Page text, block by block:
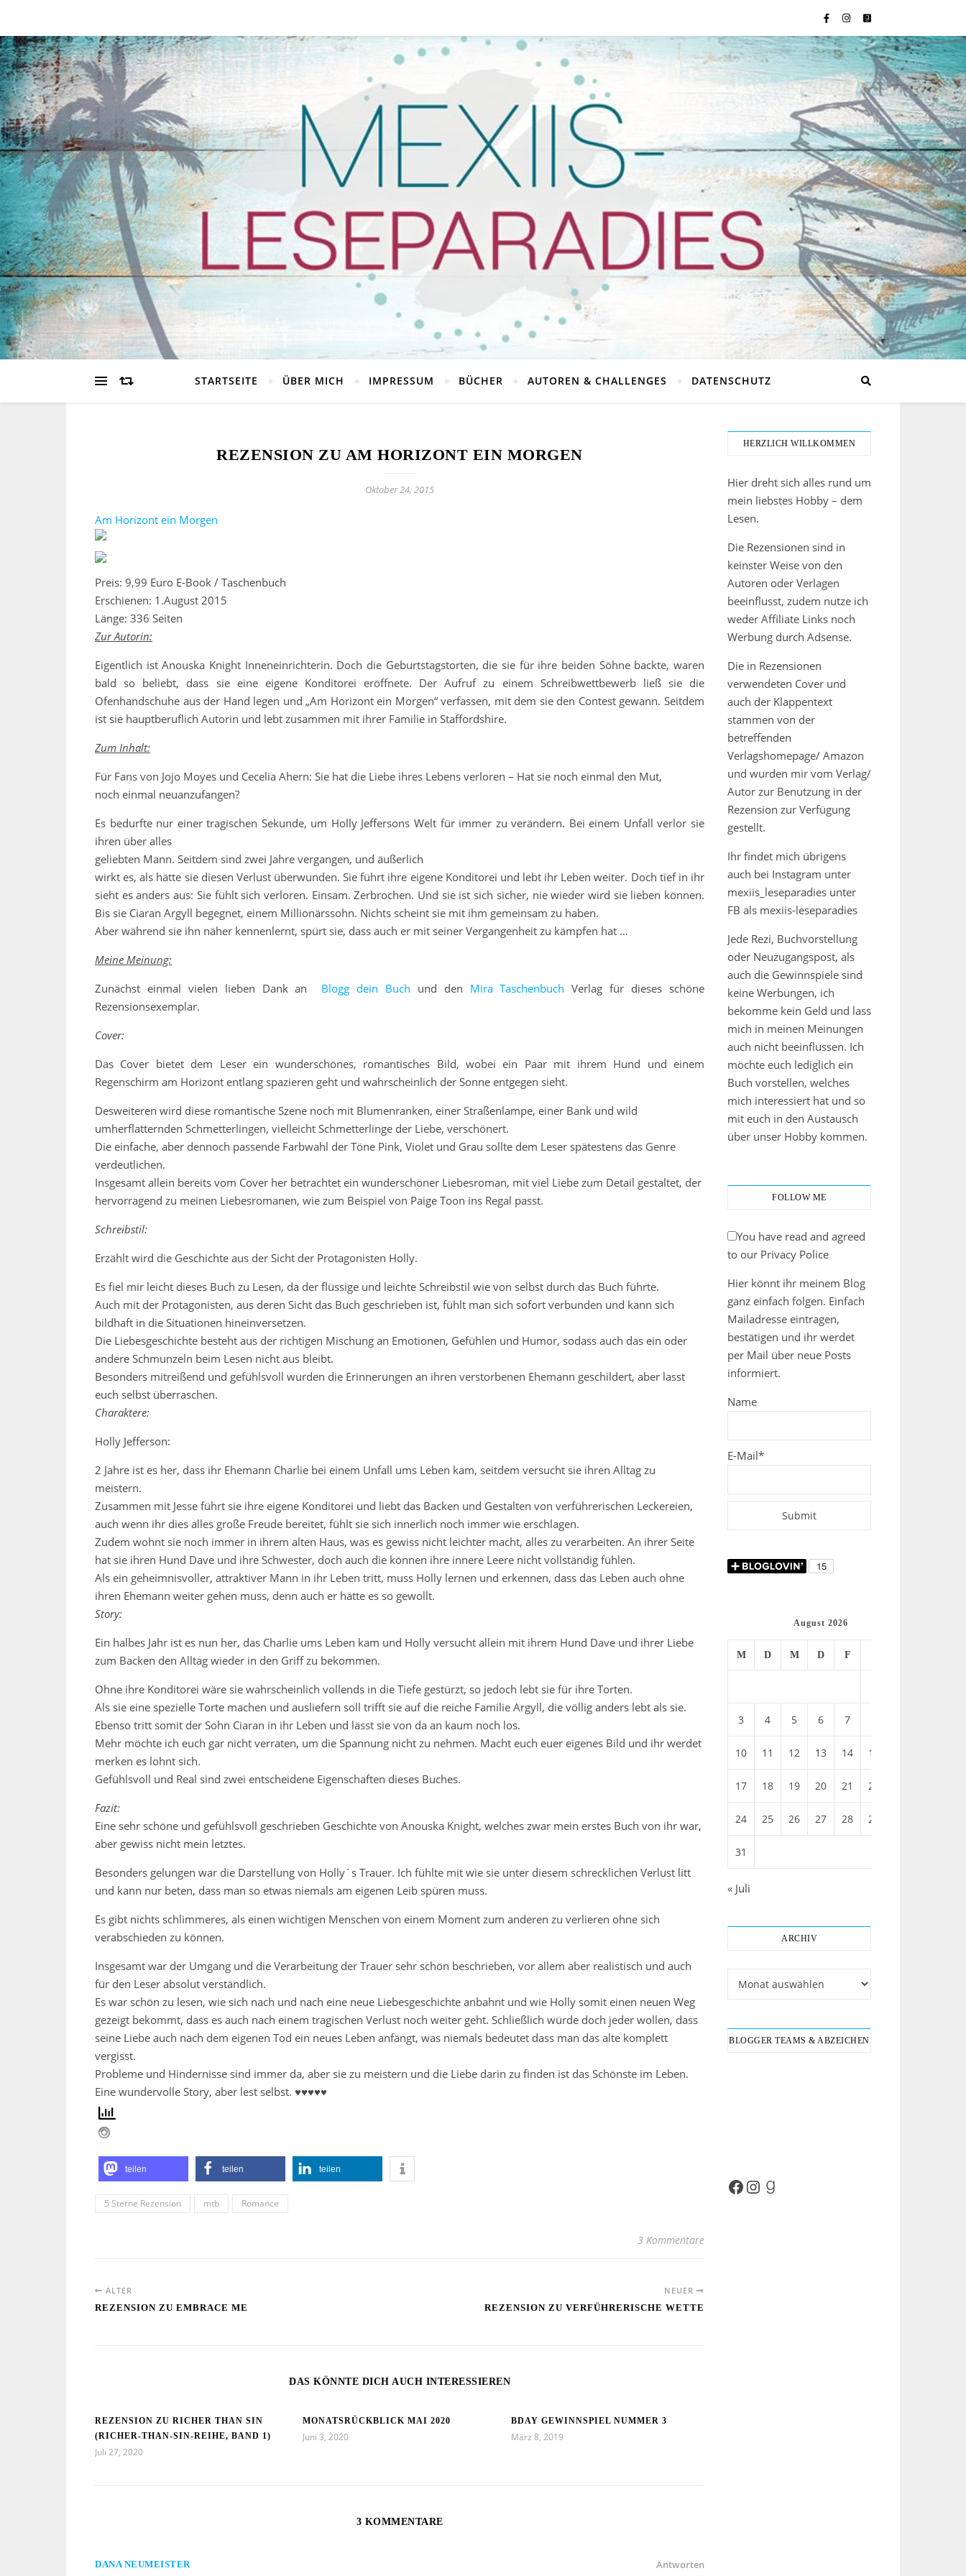
STARTSEITE ÜBER MICH IMPRESSUM BÜCHER AUTOREN & CHALLENGES DATENSCHUTZ
REZENSION ZU AM HORIZONT EIN MORGEN
Oktober 24, 2015
Am Horizont ein Morgen
Preis: 9,99 Euro E-Book / Taschenbuch
Erschienen: 1.August 2015
Länge: 336 Seiten
Zur Autorin:
Eigentlich ist Anouska Knight Inneneinrichterin. Doch die Geburtstagstorten, die sie für ihre beiden Söhne backte, waren
bald so beliebt, dass sie eine eigene Konditorei eröffnete. Der Aufruf zu einem Schreibwettbewerb ließ sie die
Ofenhandschuhe aus der Hand legen und „Am Horizont ein Morgen“ verfassen, mit dem sie den Contest gewann. Seitdem
ist sie hauptberuflich Autorin und lebt zusammen mit ihrer Familie in Staffordshire.
Zum Inhalt:
Für Fans von Jojo Moyes und Cecelia Ahern: Sie hat die Liebe ihres Lebens verloren – Hat sie noch einmal den Mut,
noch einmal neuanzufangen?
Es bedurfte nur einer tragischen Sekunde, um Holly Jeffersons Welt für immer zu verändern. Bei einem Unfall verlor sie
ihren über alles
geliebten Mann. Seitdem sind zwei Jahre vergangen, und äußerlich
wirkt es, als hätte sie diesen Verlust überwunden. Sie führt ihre eigene Konditorei und lebt ihr Leben weiter. Doch tief in ihr
sieht es anders aus: Sie fühlt sich verloren. Einsam. Zerbrochen. Und sie ist sich sicher, nie wieder wird sie lieben können.
Bis sie Ciaran Argyll begegnet, einem Millionärssohn. Nichts scheint sie mit ihm gemeinsam zu haben.
Aber während sie ihn näher kennenlernt, spürt sie, dass auch er mit seiner Vergangenheit zu kämpfen hat …
Meine Meinung:
Zunächst einmal vielen lieben Dank an Blogg dein Buch und den Mira Taschenbuch Verlag für dieses schöne
Rezensionsexemplar.
Cover:
Das Cover bietet dem Leser ein wunderschönes, romantisches Bild, wobei ein Paar mit ihrem Hund und einem
Regenschirm am Horizont entlang spazieren geht und wahrscheinlich der Sonne entgegen sieht.
Desweiteren wird diese romantische Szene noch mit Blumenranken, einer Straßenlampe, einer Bank und wild
umherflatternden Schmetterlingen, vielleicht Schmetterlinge der Liebe, verschönert.
Die einfache, aber dennoch passende Farbwahl der Töne Pink, Violet und Grau sollte dem Leser spätestens das Genre
verdeutlichen.
Insgesamt allein bereits vom Cover her betrachtet ein wunderschöner Liebesroman, mit viel Liebe zum Detail gestaltet, der
hervorragend zu meinen Liebesromanen, wie zum Beispiel von Paige Toon ins Regal passt.
Schreibstil:
Erzählt wird die Geschichte aus der Sicht der Protagonisten Holly.
Es fiel mir leicht dieses Buch zu Lesen, da der flüssige und leichte Schreibstil wie von selbst durch das Buch führte.
Auch mit der Protagonisten, aus deren Sicht das Buch geschrieben ist, fühlt man sich sofort verbunden und kann sich
bildhaft in die Situationen hineinversetzen.
Die Liebesgeschichte besteht aus der richtigen Mischung an Emotionen, Gefühlen und Humor, sodass auch das ein oder
andere Schmunzeln beim Lesen nicht aus bleibt.
Besonders mitreißend und gefühlsvoll wurden die Erinnerungen an ihren verstorbenen Ehemann geschildert, aber lasst
euch selbst überraschen.
Charaktere:
Holly Jefferson:
2 Jahre ist es her, dass ihr Ehemann Charlie bei einem Unfall ums Leben kam, seitdem versucht sie ihren Alltag zu
meistern.
Zusammen mit Jesse führt sie ihre eigene Konditorei und liebt das Backen und Gestalten von verführerischen Leckereien,
auch wenn ihr dies alles große Freude bereitet, fühlt sie sich innerlich noch immer wie erschlagen.
Zudem wohnt sie noch immer in ihrem alten Haus, was es gewiss nicht leichter macht, alles zu verarbeiten. An ihrer Seite
hat sie ihren Hund Dave und ihre Schwester, doch auch die können ihre innere Leere nicht vollständig fühlen.
Als ein geheimnisvoller, attraktiver Mann in ihr Leben tritt, muss Holly lernen und erkennen, dass das Leben auch ohne
ihren Ehemann weiter gehen muss, denn auch er hätte es so gewollt.
Story:
Ein halbes Jahr ist es nun her, das Charlie ums Leben kam und Holly versucht allein mit ihrem Hund Dave und ihrer Liebe
zum Backen den Alltag wieder in den Griff zu bekommen.
Ohne ihre Konditorei wäre sie wahrscheinlich vollends in die Tiefe gestürzt, so jedoch lebt sie für ihre Torten.
Als sie eine spezielle Torte machen und ausliefern soll trifft sie auf die reiche Familie Argyll, die völlig anders lebt als sie.
Ebenso tritt somit der Sohn Ciaran in ihr Leben und lässt sie von da an kaum noch los.
Mehr möchte ich euch gar nicht verraten, um die Spannung nicht zu nehmen. Macht euch euer eigenes Bild und ihr werdet
merken es lohnt sich.
Gefühlsvoll und Real sind zwei entscheidene Eigenschaften dieses Buches.
Fazit:
Eine sehr schöne und gefühlsvoll geschrieben Geschichte von Anouska Knight, welches zwar mein erstes Buch von ihr war,
aber gewiss nicht mein letztes.
Besonders gelungen war die Darstellung von Holly´s Trauer. Ich fühlte mit wie sie unter diesem schrecklichen Verlust litt
und kann nur beten, dass man so etwas niemals am eigenen Leib spüren muss.
Es gibt nichts schlimmeres, als einen wichtigen Menschen von einem Moment zum anderen zu verlieren ohne sich
verabschieden zu können.
Insgesamt war der Umgang und die Verarbeitung der Trauer sehr schön beschrieben, vor allem aber realistisch und auch
für den Leser absolut verständlich.
Es war schön zu lesen, wie sich nach und nach eine neue Liebesgeschichte anbahnt und wie Holly somit einen neuen Weg
gezeigt bekommt, dass es auch nach einem tragischen Verlust noch weiter geht. Schließlich würde doch jeder wollen, dass
seine Liebe auch nach dem eigenen Tod ein neues Leben anfängt, was niemals bedeutet dass man das alte komplett
vergisst.
Probleme und Hindernisse sind immer da, aber sie zu meistern und die Liebe darin zu finden ist das Schönste im Leben.
Eine wundervolle Story, aber lest selbst. ♥♥♥♥♥
teilen teilen teilen
5 Sterne Rezension mtb Romance
3 Kommentare
ÄLTER
REZENSION ZU EMBRACE ME
NEUER
REZENSION ZU VERFÜHRERISCHE WETTE
DAS KÖNNTE DICH AUCH INTERESSIEREN
REZENSION ZU RICHER THAN SIN
(RICHER-THAN-SIN-REIHE, BAND 1)
Juli 27, 2020
MONATSRÜCKBLICK MAI 2020
Juni 3, 2020
BDAY GEWINNSPIEL NUMMER 3
März 8, 2019
3 KOMMENTARE
DANA NEUMEISTER
Antworten
HERZLICH WILLKOMMEN
Hier dreht sich alles rund um
mein liebstes Hobby – dem
Lesen.
Die Rezensionen sind in
keinster Weise von den
Autoren oder Verlagen
beeinflusst, zudem nutze ich
weder Affiliate Links noch
Werbung durch Adsense.
Die in Rezensionen
verwendeten Cover und
auch der Klappentext
stammen von der
betreffenden
Verlagshomepage/ Amazon
und wurden mir vom Verlag/
Autor zur Benutzung in der
Rezension zur Verfügung
gestellt.
Ihr findet mich übrigens
auch bei Instagram unter
mexiis_leseparadies unter
FB als mexiis-leseparadies
Jede Rezi, Buchvorstellung
oder Neuzugangspost, als
auch die Gewinnspiele sind
keine Werbungen, ich
bekomme kein Geld und lass
mich in meinen Meinungen
auch nicht beeinflussen. Ich
möchte euch lediglich ein
Buch vorstellen, welches
mich interessiert hat und so
mit euch in den Austausch
über unser Hobby kommen.
FOLLOW ME
You have read and agreed
to our Privacy Police
Hier könnt ihr meinem Blog
ganz einfach folgen. Einfach
Mailadresse eintragen,
bestätigen und ihr werdet
per Mail über neue Posts
informiert.
Name
E-Mail*
August 2026
M D M D F
3 4 5 6 7
10 11 12 13 14 15
17 18 19 20 21 22
24 25 26 27 28 29
31
« Juli
ARCHIV
BLOGGER TEAMS & ABZEICHEN
Facebook
Instagram
Goodreads